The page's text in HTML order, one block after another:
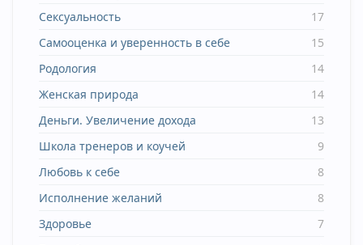
Сексуальность
17
Самооценка и уверенность в себе
15
Родология
14
Женская природа
14
Деньги. Увеличение дохода
13
Школа тренеров и коучей
9
Любовь к себе
8
Исполнение желаний
8
Здоровье
7